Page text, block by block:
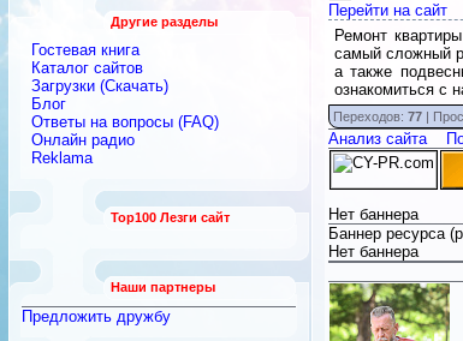
Строительное оборудование
Перевозки
Посуточная аренда
Ремонтные и строительные
материалы
Строительные и ремонтные
работы
Безопасность и охрана
Бытовая техника
Другие разделы
Гостевая книга
Каталог сайтов
Загрузки (Скачать)
Блог
Ответы на вопросы (FAQ)
Онлайн радио
Reklama
Top100 Лезги сайт
Наши партнеры
Предложить дружбу
Перейти на сайт
Ремонт
самый сложный
а также
ознакомиться с
Переходов: 77|
Анализ сайта
Нет баннера
Баннер ресурса
Нет баннера